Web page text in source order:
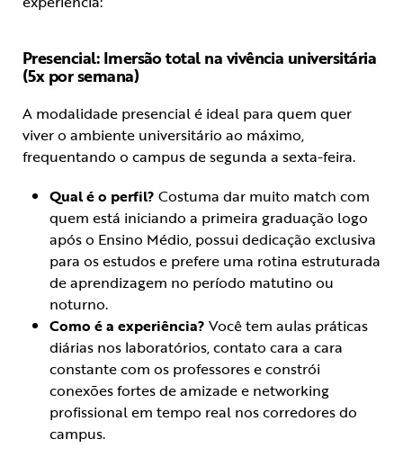
Presencial: Imersão total na vivência universitária
(5x por semana)
A modalidade presencial é ideal para quem quer
viver o ambiente universitário ao máximo,
frequentando o campus de segunda a sexta-feira.
Qual é o perfil? Costuma dar muito match com
quem está iniciando a primeira graduação logo
após o Ensino Médio, possui dedicação exclusiva
para os estudos e prefere uma rotina estruturada
de aprendizagem no período matutino ou
noturno.
Como é a experiência? Você tem aulas práticas
diárias nos laboratórios, contato cara a cara
constante com os professores e constrói
conexões fortes de amizade e networking
profissional em tempo real nos corredores do
campus.